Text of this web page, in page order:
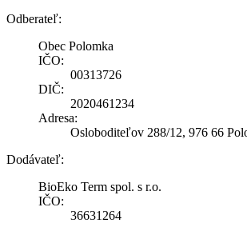
Odberateľ:
Obec Polomka
IČO:
00313726
DIČ:
2020461234
Adresa:
Osloboditeľov 288/12, 976 66
Dodávateľ:
BioEko Term spol. s r.o.
IČO:
36631264